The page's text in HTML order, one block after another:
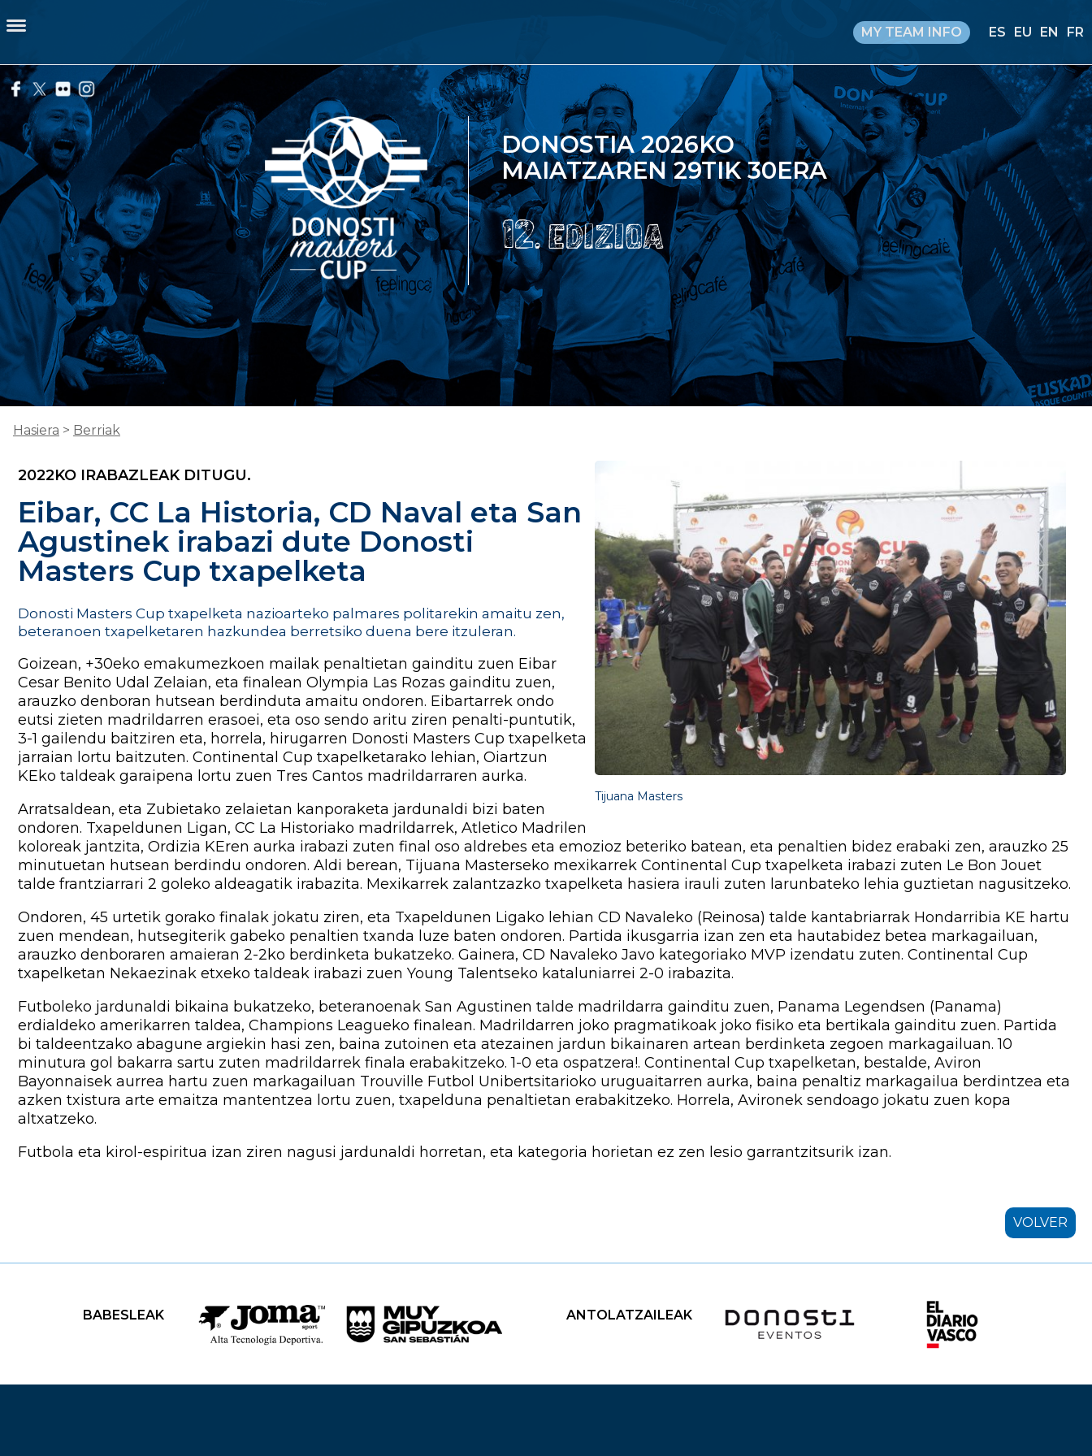
MY TEAM INFO ES EU EN FR
DONOSTIA 2026KO
MAIATZAREN 29TIK 30ERA
Hasiera > Berriak
Tijuana Masters
2022KO IRABAZLEAK DITUGU.
Eibar, CC La Historia, CD Naval eta San
Agustinek irabazi dute Donosti
Masters Cup txapelketa
Donosti Masters Cup txapelketa nazioarteko palmares politarekin amaitu zen,
beteranoen txapelketaren hazkundea berretsiko duena bere itzuleran.
Goizean, +30eko emakumezkoen mailak penaltietan gainditu zuen Eibar
Cesar Benito Udal Zelaian, eta finalean Olympia Las Rozas gainditu zuen,
arauzko denboran hutsean berdinduta amaitu ondoren. Eibartarrek ondo
eutsi zieten madrildarren erasoei, eta oso sendo aritu ziren penalti-puntutik,
3-1 gailendu baitziren eta, horrela, hirugarren Donosti Masters Cup txapelketa
jarraian lortu baitzuten. Continental Cup txapelketarako lehian, Oiartzun
KEko taldeak garaipena lortu zuen Tres Cantos madrildarraren aurka.
Arratsaldean, eta Zubietako zelaietan kanporaketa jardunaldi bizi baten
ondoren. Txapeldunen Ligan, CC La Historiako madrildarrek, Atletico Madrilen
koloreak jantzita, Ordizia KEren aurka irabazi zuten final oso aldrebes eta emozioz beteriko batean, eta penaltien bidez erabaki zen, arauzko 25
minutuetan hutsean berdindu ondoren. Aldi berean, Tijuana Masterseko mexikarrek Continental Cup txapelketa irabazi zuten Le Bon Jouet
talde frantziarrari 2 goleko aldeagatik irabazita. Mexikarrek zalantzazko txapelketa hasiera irauli zuten larunbateko lehia guztietan nagusitzeko.
Ondoren, 45 urtetik gorako finalak jokatu ziren, eta Txapeldunen Ligako lehian CD Navaleko (Reinosa) talde kantabriarrak Hondarribia KE hartu
zuen mendean, hutsegiterik gabeko penaltien txanda luze baten ondoren. Partida ikusgarria izan zen eta hautabidez betea markagailuan,
arauzko denboraren amaieran 2-2ko berdinketa bukatzeko. Gainera, CD Navaleko Javo kategoriako MVP izendatu zuten. Continental Cup
txapelketan Nekaezinak etxeko taldeak irabazi zuen Young Talentseko kataluniarrei 2-0 irabazita.
Futboleko jardunaldi bikaina bukatzeko, beteranoenak San Agustinen talde madrildarra gainditu zuen, Panama Legendsen (Panama)
erdialdeko amerikarren taldea, Champions Leagueko finalean. Madrildarren joko pragmatikoak joko fisiko eta bertikala gainditu zuen. Partida
bi taldeentzako abagune argiekin hasi zen, baina zutoinen eta atezainen jardun bikainaren artean berdinketa zegoen markagailuan. 10
minutura gol bakarra sartu zuten madrildarrek finala erabakitzeko. 1-0 eta ospatzera!. Continental Cup txapelketan, bestalde, Aviron
Bayonnaisek aurrea hartu zuen markagailuan Trouville Futbol Unibertsitarioko uruguaitarren aurka, baina penaltiz markagailua berdintzea eta
azken txistura arte emaitza mantentzea lortu zuen, txapelduna penaltietan erabakitzeko. Horrela, Avironek sendoago jokatu zuen kopa
altxatzeko.
Futbola eta kirol-espiritua izan ziren nagusi jardunaldi horretan, eta kategoria horietan ez zen lesio garrantzitsurik izan.
VOLVER
BABESLEAK ANTOLATZAILEAK